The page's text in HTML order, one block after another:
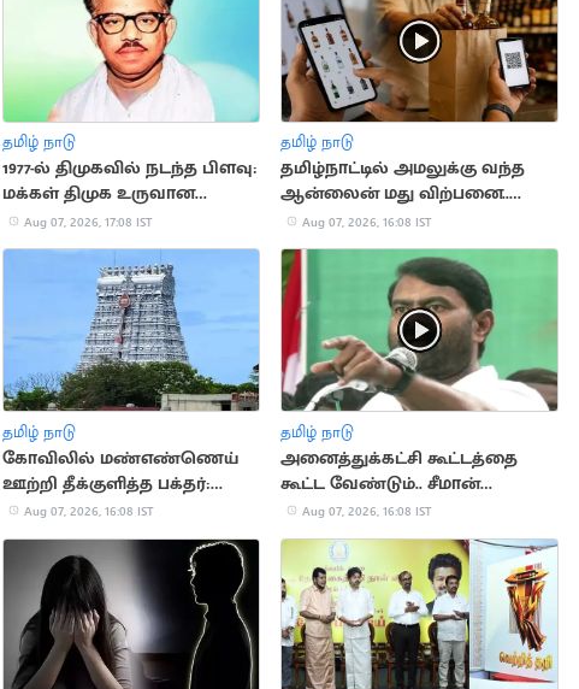
தமிழ் நாடு
1977-ல் திமுகவில் நடந்த பிளவு:
மக்கள் திமுக உருவான
வரலாறு!
Aug 07, 2026, 17:08 IST
தமிழ் நாடு
தமிழ்நாட்டில் அமலுக்கு வந்த
ஆன்லைன் மது விற்பனை..
அமைச்சர் தகவல்
Aug 07, 2026, 16:08 IST
தமிழ் நாடு
கோவிலில் மண்எண்ணெய்
ஊற்றி தீக்குளித்த பக்தர்:
அதிர்ஷ்டவசமாக உயிர்
பிழைத்தார்
Aug 07, 2026, 16:08 IST
தமிழ் நாடு
அனைத்துக்கட்சி கூட்டத்தை
கூட்ட வேண்டும்.. சீமான்
வலியுறுத்தல்
Aug 07, 2026, 16:08 IST